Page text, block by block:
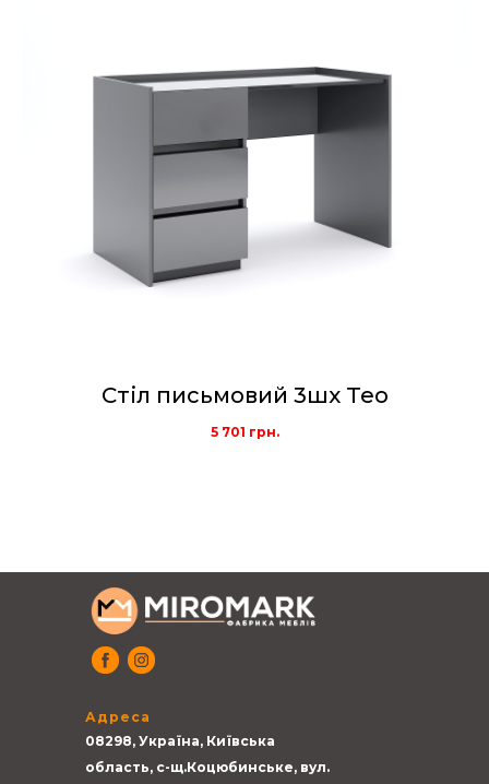
Стіл письмовий 3шх Teo
5 701 грн.
Адреса
08298, Україна, Київська
область, с-щ.Коцюбинське, вул.